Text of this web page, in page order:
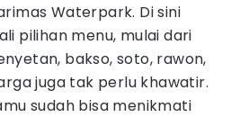
Waterpark. Di sini
pilihan menu, mulai dari
bakso, soto, rawon,
juga tak perlu khawatir.
sudah bisa menikmati